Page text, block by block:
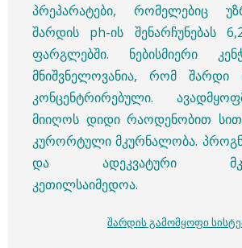
პრეპარატები, რომელებიც
შარდის ph-ის შენარჩუნებას
ფარგლებში. ნებისმიერი
მნიშვნელოვანია, რომ შარდი
კონცენტრირებული.
მიიღოს დიდი რაოდენობით
კურორტული მკურნალობა.
და ადეკვატური
კეთილსაიმედოა.
შარდის გამომყოფი